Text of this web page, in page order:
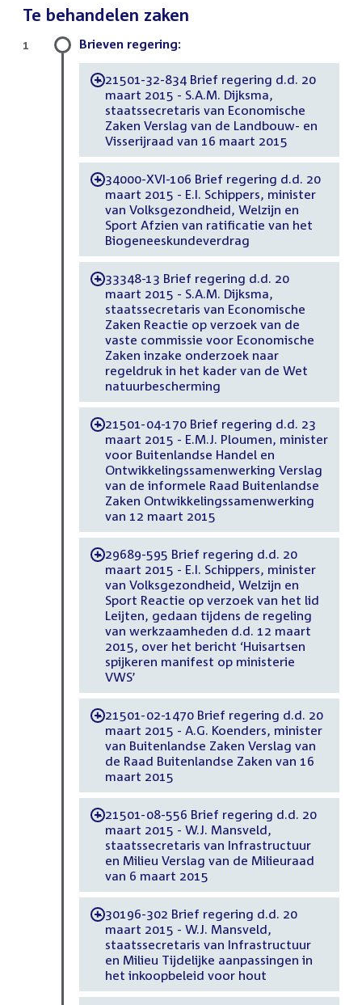
Te behandelen zaken
Brieven regering:
-21501-32-834 Brief regering d.d. 20
maart 2015 - S.A.M. Dijksma,
staatssecretaris van Economische
Zaken Verslag van de Landbouw- en
Visserijraad van 16 maart 2015
-34000-XVI-106 Brief regering d.d. 20
maart 2015 - E.I. Schippers, minister
van Volksgezondheid, Welzijn en
Sport Afzien van ratificatie van het
Biogeneeskundeverdrag
-33348-13 Brief regering d.d. 20
maart 2015 - S.A.M. Dijksma,
staatssecretaris van Economische
Zaken Reactie op verzoek van de
vaste commissie voor Economische
Zaken inzake onderzoek naar
regeldruk in het kader van de Wet
natuurbescherming
-21501-04-170 Brief regering d.d. 23
maart 2015 - E.M.J. Ploumen, minister
voor Buitenlandse Handel en
Ontwikkelingssamenwerking Verslag
van de informele Raad Buitenlandse
Zaken Ontwikkelingssamenwerking
van 12 maart 2015
-29689-595 Brief regering d.d. 20
maart 2015 - E.I. Schippers, minister
van Volksgezondheid, Welzijn en
Sport Reactie op verzoek van het lid
Leijten, gedaan tijdens de regeling
van werkzaamheden d.d. 12 maart
2015, over het bericht ‘Huisartsen
spijkeren manifest op ministerie
VWS’
-21501-02-1470 Brief regering d.d. 20
maart 2015 - A.G. Koenders, minister
van Buitenlandse Zaken Verslag van
de Raad Buitenlandse Zaken van 16
maart 2015
-21501-08-556 Brief regering d.d. 20
maart 2015 - W.J. Mansveld,
staatssecretaris van Infrastructuur
en Milieu Verslag van de Milieuraad
van 6 maart 2015
-30196-302 Brief regering d.d. 20
maart 2015 - W.J. Mansveld,
staatssecretaris van Infrastructuur
en Milieu Tijdelijke aanpassingen in
het inkoopbeleid voor hout
1